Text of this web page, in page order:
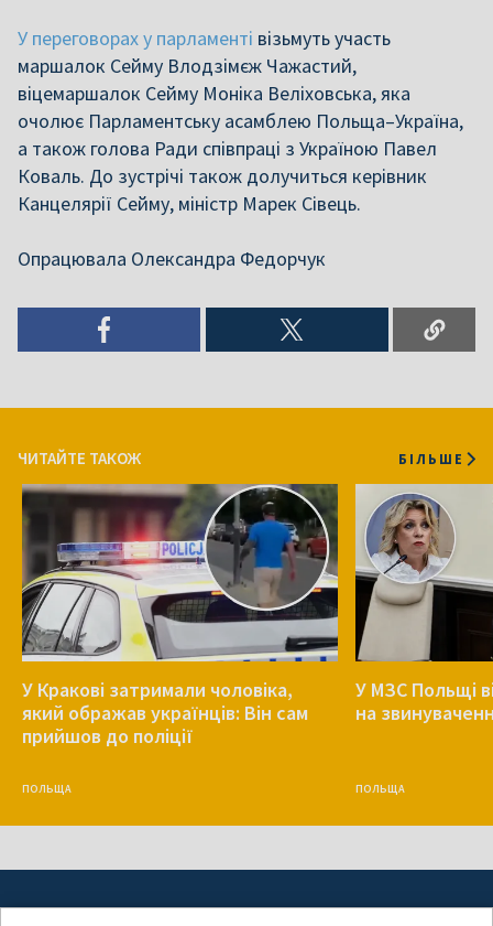
У переговорах у парламенті візьмуть участь
маршалок Сейму Влодзімєж Чажастий,
віцемаршалок Сейму Моніка Веліховська, яка
очолює Парламентську асамблею Польща–Україна,
а також голова Ради співпраці з Україною Павел
Коваль. До зустрічі також долучиться керівник
Канцелярії Сейму, міністр Марек Сівець.
Опрацювала Олександра Федорчук
ЧИТАЙТЕ ТАКОЖ БІЛЬШЕ
У Кракові затримали чоловіка,
який ображав українців: Він сам
прийшов до поліції
ПОЛЬЩА
У МЗС Польщі
на
ПОЛЬЩА